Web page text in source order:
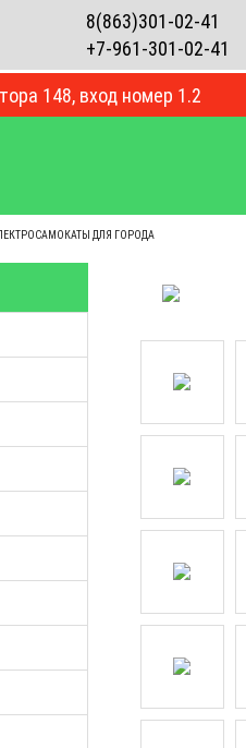
8(863)301-02-41
+7-961-301-02-41
148, вход номер 1.2
ДЛЯ ГОРОДА